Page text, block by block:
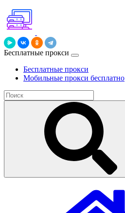
Бесплатные прокси
Бесплатные прокси
Мобильные прокси бесплатно